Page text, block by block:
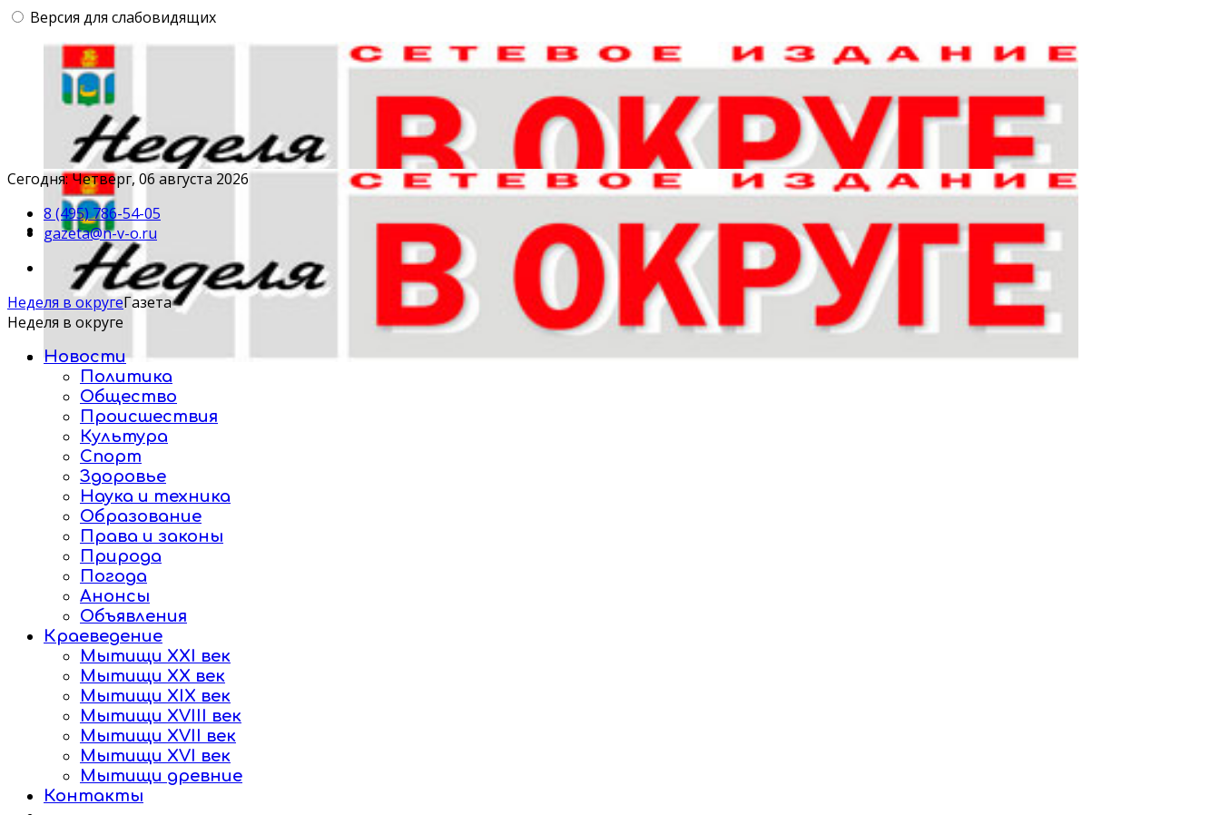
Версия для слабовидящих
Сегодня: Четверг, 06 августа 2026
8 (495) 786-54-05
gazeta@n-v-o.ru
Неделя в округеГазета
Неделя в округе
Новости
Политика
Общество
Происшествия
Культура
Спорт
Здоровье
Наука и техника
Образование
Права и законы
Природа
Погода
Анонсы
Объявления
Краеведение
Мытищи XXI век
Мытищи XX век
Мытищи XIX век
Мытищи XVIII век
Мытищи XVII век
Мытищи XVI век
Мытищи древние
Контакты